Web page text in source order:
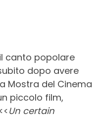
canto popolare
dopo avere
Mostra del Cinema
piccolo film,
Un certain